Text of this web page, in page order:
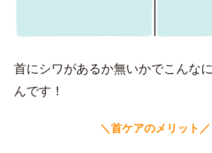
首にシワがあるか無いかでこんな
んです！
＼首ケアのメリット／